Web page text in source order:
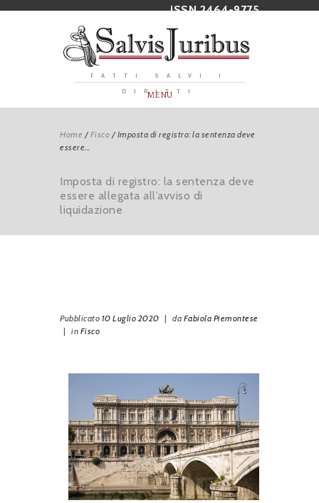
ISSN 2464-9775
FATTI SALVI I
DIRITTI
MENU
Home /Fisco /Imposta di registro: la sentenza deve
essere...
Imposta di registro: la sentenza deve
essere allegata all’avviso di
liquidazione
Pubblicato 10 Luglio 2020 | da Fabiola Piemontese
| in Fisco